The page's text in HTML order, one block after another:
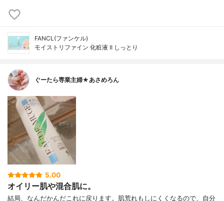
FANCL(ファンケル)
モイストリファイン 化粧液 II しっとり
ぐーたら専業主婦★あさめろん
5.00
オイリー肌や混合肌に。
結局、なんだかんだこれに戻ります。肌荒れもしにくくなるので、自分